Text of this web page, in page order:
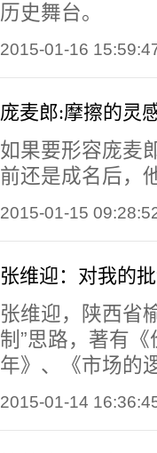
历史舞台。
2015-01-16
庞麦郎:摩擦的灵
如果要形容庞麦
前还是成名后，
2015-01-15
张维迎：对我的
张维迎，陕西省
制”思路，著有
年》、《市场的
2015-01-14